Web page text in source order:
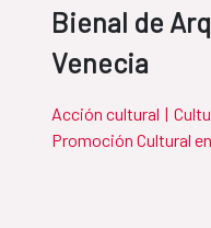
Bienal de
Venecia
Acción cultural |
Promoción Cultural